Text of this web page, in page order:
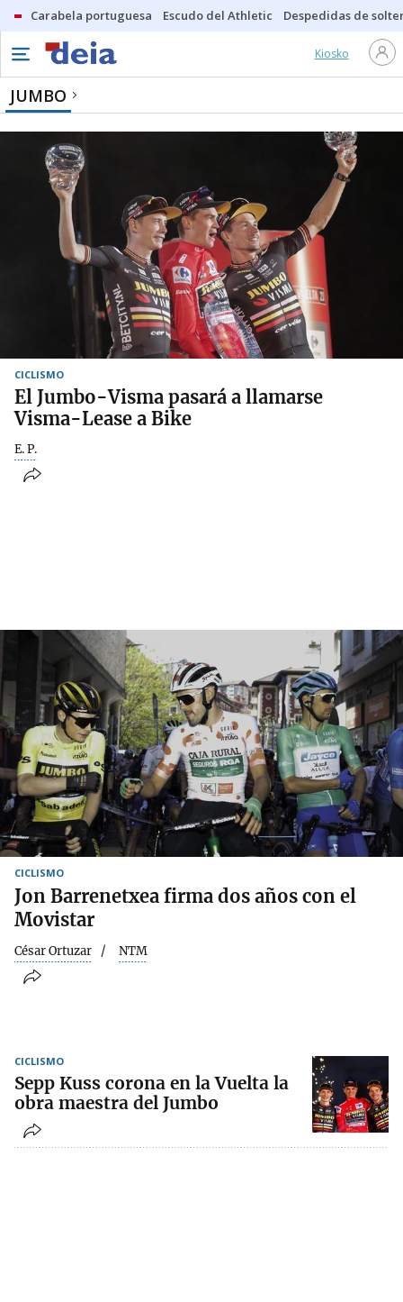
Carabela portuguesa Escudo del Athletic Despedidas de
Kiosko
JUMBO
CICLISMO
El Jumbo-Visma pasará a llamarse
Visma-Lease a Bike
E. P.
CICLISMO
Jon Barrenetxea firma dos años con el
Movistar
César Ortuzar NTM
CICLISMO
Sepp Kuss corona en la Vuelta la
obra maestra del Jumbo